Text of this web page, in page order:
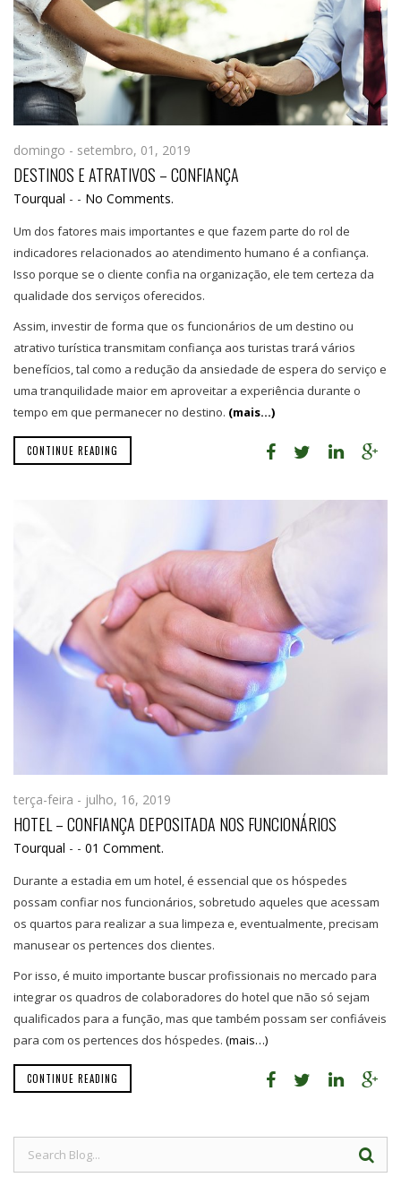
domingo - setembro, 01, 2019
DESTINOS E ATRATIVOS – CONFIANÇA
Tourqual - - No Comments.
Um dos fatores mais importantes e que fazem parte do rol de
indicadores relacionados ao atendimento humano é a confiança.
Isso porque se o cliente confia na organização, ele tem certeza da
qualidade dos serviços oferecidos.
Assim, investir de forma que os funcionários de um destino ou
atrativo turística transmitam confiança aos turistas trará vários
benefícios, tal como a redução da ansiedade de espera do serviço e
uma tranquilidade maior em aproveitar a experiência durante o
tempo em que permanecer no destino. (mais…)
CONTINUE READING
terça-feira - julho, 16, 2019
HOTEL – CONFIANÇA DEPOSITADA NOS FUNCIONÁRIOS
Tourqual - - 01 Comment.
Durante a estadia em um hotel, é essencial que os hóspedes
possam confiar nos funcionários, sobretudo aqueles que acessam
os quartos para realizar a sua limpeza e, eventualmente, precisam
manusear os pertences dos clientes.
Por isso, é muito importante buscar profissionais no mercado para
integrar os quadros de colaboradores do hotel que não só sejam
qualificados para a função, mas que também possam ser confiáveis
para com os pertences dos hóspedes. (mais…)
CONTINUE READING